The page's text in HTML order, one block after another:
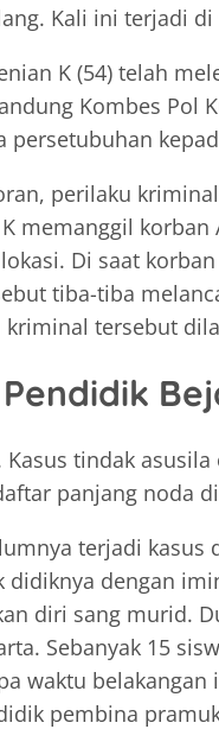
Kali ini terjadi di
K (54) telah
Kombes Pol
persetubuhan
perilaku
memanggil korban
Di saat
tiba-tiba
kriminal tersebut
Kasus tindak
panjang noda
terjadi kasus
didiknya dengan
diri sang murid.
Sebanyak 15
waktu
pembina